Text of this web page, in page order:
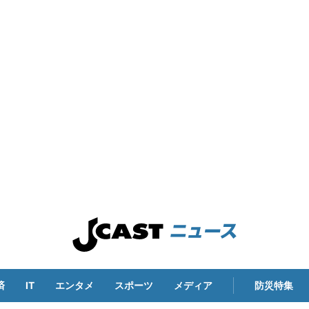
IT エンタメ スポーツ メディア 防災特集